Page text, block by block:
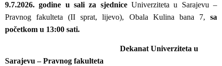
9.7.2026. godine u sali za sjednice Univerziteta u Sarajevu –
Pravnog fakulteta (II sprat, lijevo), Obala Kulina bana 7, sa
početkom u 13:00 sati.
Dekanat Univerziteta u
Sarajevu – Pravnog fakulteta